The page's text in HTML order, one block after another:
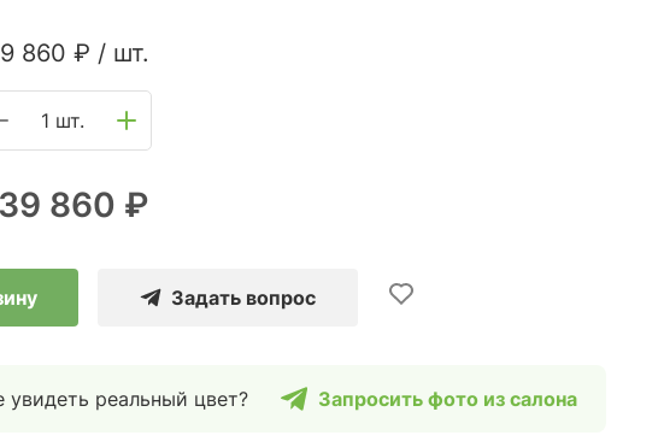
860 ₽ / шт.
1 шт.
860 ₽
Задать вопрос
увидеть реальный цвет? Запросить фото из салона